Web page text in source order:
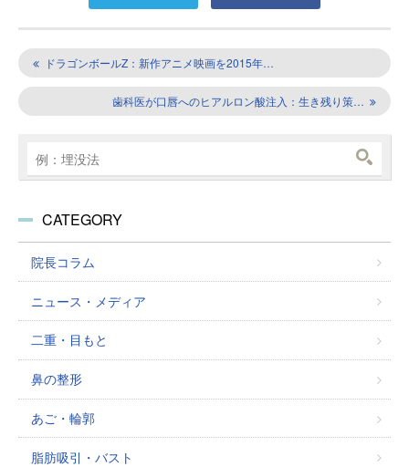
ドラゴンボールZ：新作アニメ映画を2015年…
歯科医が口唇へのヒアルロン酸注入：生き残り策…
CATEGORY
院長コラム
ニュース・メディア
二重・目もと
鼻の整形
あご・輪郭
脂肪吸引・バスト